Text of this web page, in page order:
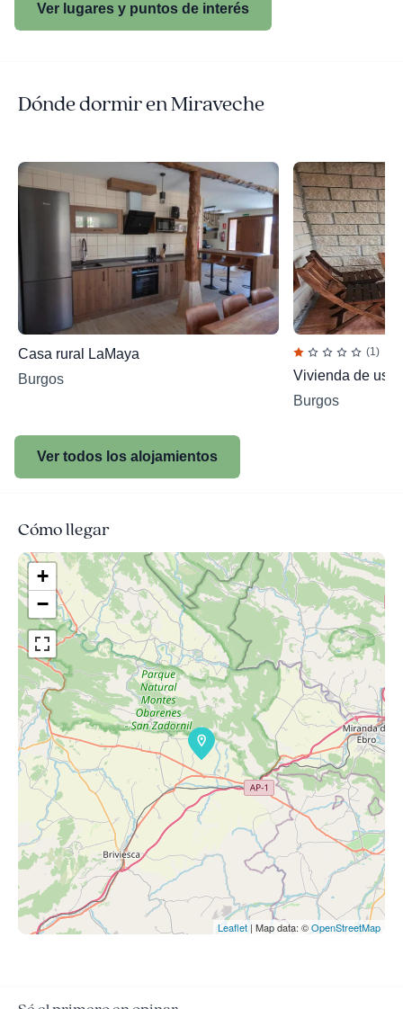
Ver lugares y puntos de interés
Dónde dormir en Miraveche
Casa rural LaMaya
Burgos
(1)
Vivienda de uso
Burgos
Ver todos los alojamientos
Cómo llegar
+
−
Leaflet | Map data: ©OpenStreetMap